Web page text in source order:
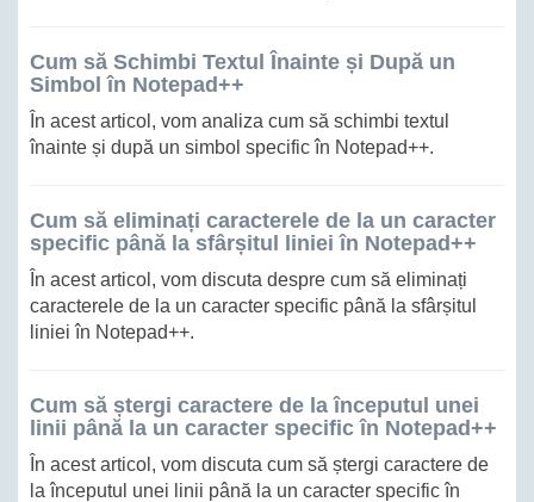
Cum să Schimbi Textul Înainte și După un
Simbol în Notepad++
În acest articol, vom analiza cum să schimbi textul
înainte și după un simbol specific în Notepad++.
Cum să eliminați caracterele de la un caracter
specific până la sfârșitul liniei în Notepad++
În acest articol, vom discuta despre cum să eliminați
caracterele de la un caracter specific până la sfârșitul
liniei în Notepad++.
Cum să ștergi caractere de la începutul unei
linii până la un caracter specific în Notepad++
În acest articol, vom discuta cum să ștergi caractere de
la începutul unei linii până la un caracter specific în